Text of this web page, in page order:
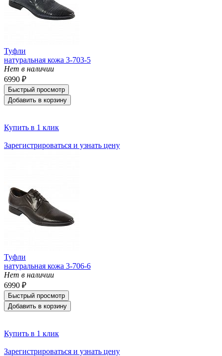
Туфли
натуральная кожа 3-703-5
Нет в наличии
6990 ₽
Быстрый просмотр
Добавить в корзину
Купить в 1 клик
Зарегистрироваться и узнать цену
Туфли
натуральная кожа 3-706-6
Нет в наличии
6990 ₽
Быстрый просмотр
Добавить в корзину
Купить в 1 клик
Зарегистрироваться и узнать цену